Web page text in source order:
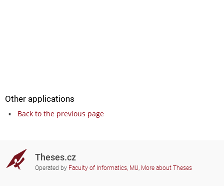
Other applications
Back to the previous page
Theses.cz
Operated by Faculty of Informatics, MU, More about Theses